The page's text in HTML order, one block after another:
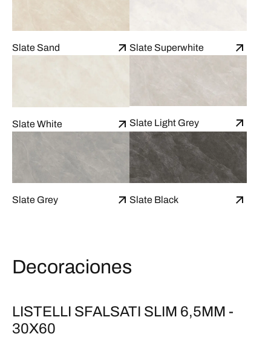
Slate Sand Slate Superwhite
Slate White Slate Light Grey
Slate Grey Slate Black
Decoraciones
LISTELLI SFALSATI SLIM 6,5MM -
30X60